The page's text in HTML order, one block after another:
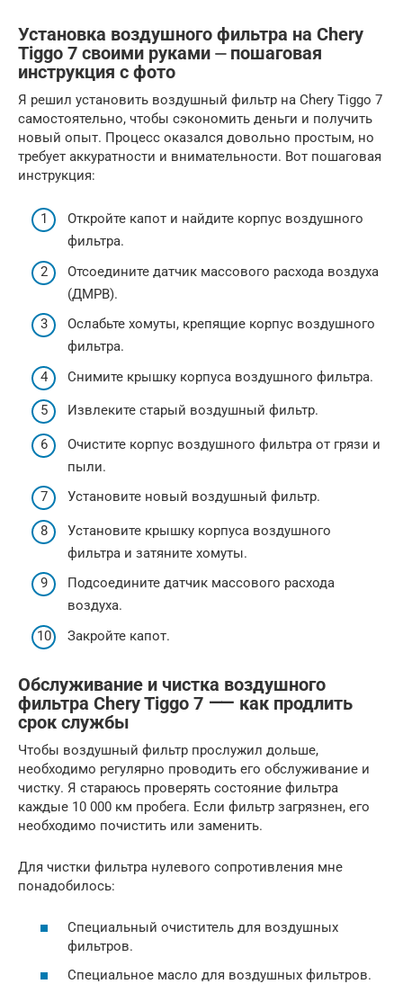
Установка воздушного фильтра на Chery
Tiggo 7 своими руками ⏤ пошаговая
инструкция с фото
Я решил установить воздушный фильтр на Chery Tiggo 7
самостоятельно, чтобы сэкономить деньги и получить
новый опыт. Процесс оказался довольно простым, но
требует аккуратности и внимательности. Вот пошаговая
инструкция:
Откройте капот и найдите корпус воздушного
фильтра.
Отсоедините датчик массового расхода воздуха
(ДМРВ).
Ослабьте хомуты, крепящие корпус воздушного
фильтра.
Снимите крышку корпуса воздушного фильтра.
Извлеките старый воздушный фильтр.
Очистите корпус воздушного фильтра от грязи и
пыли.
Установите новый воздушный фильтр.
Установите крышку корпуса воздушного
фильтра и затяните хомуты.
Подсоедините датчик массового расхода
воздуха.
Закройте капот.
Обслуживание и чистка воздушного
фильтра Chery Tiggo 7 ⸺ как продлить
срок службы
Чтобы воздушный фильтр прослужил дольше,
необходимо регулярно проводить его обслуживание и
чистку. Я стараюсь проверять состояние фильтра
каждые 10 000 км пробега. Если фильтр загрязнен, его
необходимо почистить или заменить.
Для чистки фильтра нулевого сопротивления мне
понадобилось:
Специальный очиститель для воздушных
фильтров.
Специальное масло для воздушных фильтров.